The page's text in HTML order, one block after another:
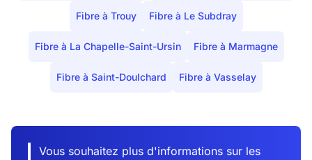
Fibre à Trouy Fibre à Le Subdray
Fibre à La Chapelle-Saint-Ursin Fibre à Marmagne
Fibre à Saint-Doulchard Fibre à Vasselay
Vous souhaitez plus d'informations sur les